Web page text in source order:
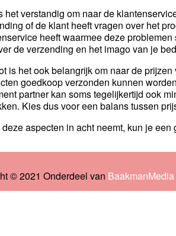
het verstandig om naar de
of de klant heeft vragen over het
heeft waarmee deze
de verzending en het imago van je
is het ook belangrijk om naar de
goedkoop verzonden kunnen
partner kan soms tegelijkertijd ook
Kies dus voor een balans tussen
aspecten in acht neemt, kun je
© 2021 Onderdeel van BaakmanMedia